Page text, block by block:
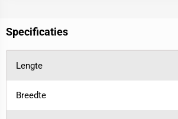
Specificaties
Lengte
Breedte